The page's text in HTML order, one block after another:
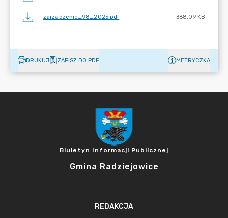
zarzadzenie_98_2025.pdf 368.09 KB
DRUKUJ ZAPISZ DO PDF METRYCZKA
Biuletyn Informacji Publicznej
Gmina Radziejowice
REDAKCJA